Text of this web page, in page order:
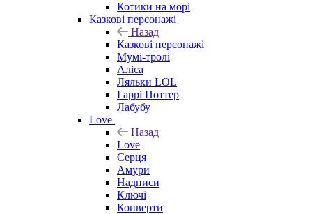
Котики на морі
Казкові персонажі
Назад
Казкові персонажі
Мумі-тролі
Аліса
Ляльки LOL
Гаррі Поттер
Лабубу
Love
Назад
Love
Серця
Амури
Надписи
Ключі
Конверти